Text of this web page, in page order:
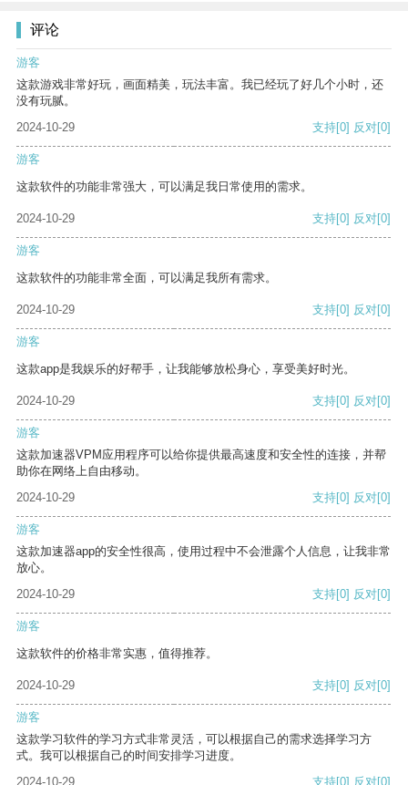
评论
游客
这款游戏非常好玩，画面精美，玩法丰富。我已经玩了好几个小时，还
没有玩腻。
2024-10-29
支持[0] 反对[0]
游客
这款软件的功能非常强大，可以满足我日常使用的需求。
2024-10-29 支持[0] 反对[0]
游客
这款软件的功能非常全面，可以满足我所有需求。
2024-10-29 支持[0] 反对[0]
游客
这款app是我娱乐的好帮手，让我能够放松身心，享受美好时光。
2024-10-29 支持[0] 反对[0]
游客
这款加速器VPM应用程序可以给你提供最高速度和安全性的连接，并帮
助你在网络上自由移动。
2024-10-29
支持[0] 反对[0]
游客
这款加速器app的安全性很高，使用过程中不会泄露个人信息，让我非常
放心。
2024-10-29
支持[0] 反对[0]
游客
这款软件的价格非常实惠，值得推荐。
2024-10-29 支持[0] 反对[0]
游客
这款学习软件的学习方式非常灵活，可以根据自己的需求选择学习方
式。我可以根据自己的时间安排学习进度。
2024-10-29
支持[0] 反对[0]